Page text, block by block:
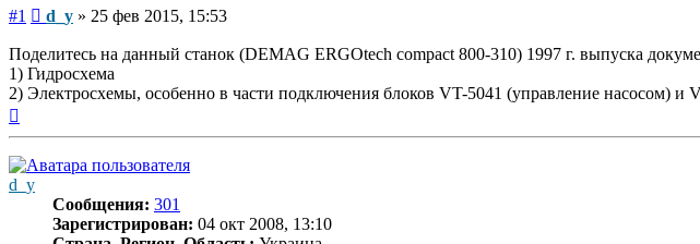
#1 Сообщение
d_y » 25 фев 2015, 15:53
Поделитесь на данный станок (DEMAG ERGOtech compact 800-310) 1997 г. выпуска
1) Гидросхема
2) Электросхемы, особенно в части подключения блоков VT-5041 (управление насосом)
d_y
Сообщения: 301
Зарегистрирован: 04 окт 2008, 13:10